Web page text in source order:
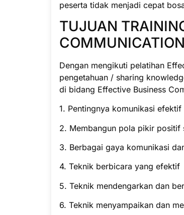
peserta tidak menjadi cepat
TUJUAN
Dengan mengikuti pelatihan
pengetahuan / sharing
di bidang Effective Business
1. Pentingnya komunikasi
2. Membangun pola pikir positif
3. Berbagai gaya komunikasi
4. Teknik berbicara yang efektif
5. Teknik mendengarkan dan
6. Teknik menyampaikan dan